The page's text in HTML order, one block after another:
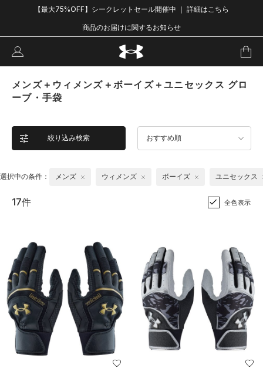
【最大75%OFF】シークレットセール開催中 ｜ 詳細はこちら
商品のお届けに関するお知らせ
メンズ＋ウィメンズ＋ボーイズ＋ユニセックス グロ
ーブ・手袋
絞り込み検索 おすすめ順
選択中の条件： メンズ ウィメンズ ボーイズ ユニセックス
17件 全色表示